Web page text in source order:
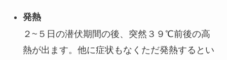
発熱
２~５日の潜伏期間の後、突然３９℃前後の高
熱が出ます。他に症状もなくただ発熱するとい